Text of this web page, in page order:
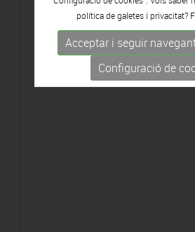
política de galetes i privacitat?
Acceptar i seguir
Configuració de